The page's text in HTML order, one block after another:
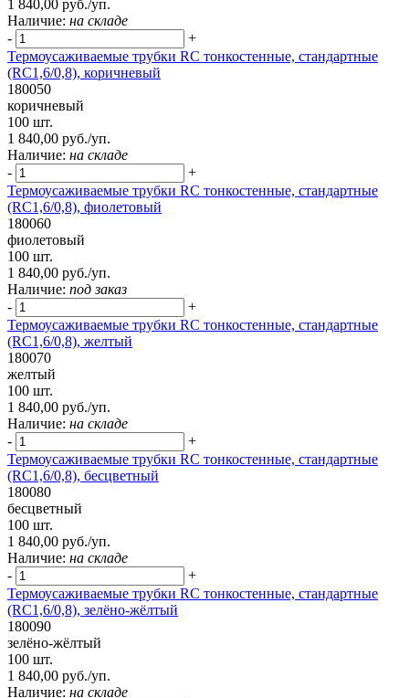
1 840,00 руб./уп.
Наличие: на складе
-
+
Термоусаживаемые трубки RC тонкостенные, стандартные
(RC1,6/0,8), коричневый
180050
коричневый
100 шт.
1 840,00 руб./уп.
Наличие: на складе
-
+
Термоусаживаемые трубки RC тонкостенные, стандартные
(RC1,6/0,8), фиолетовый
180060
фиолетовый
100 шт.
1 840,00 руб./уп.
Наличие: под заказ
-
+
Термоусаживаемые трубки RC тонкостенные, стандартные
(RC1,6/0,8), желтый
180070
желтый
100 шт.
1 840,00 руб./уп.
Наличие: на складе
-
+
Термоусаживаемые трубки RC тонкостенные, стандартные
(RC1,6/0,8), бесцветный
180080
бесцветный
100 шт.
1 840,00 руб./уп.
Наличие: на складе
-
+
Термоусаживаемые трубки RC тонкостенные, стандартные
(RC1,6/0,8), зелёно-жёлтый
180090
зелёно-жёлтый
100 шт.
1 840,00 руб./уп.
Наличие: на складе